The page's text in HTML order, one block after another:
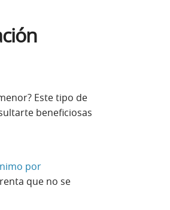
Este tipo de
beneficiosas
por
nueva)que no se